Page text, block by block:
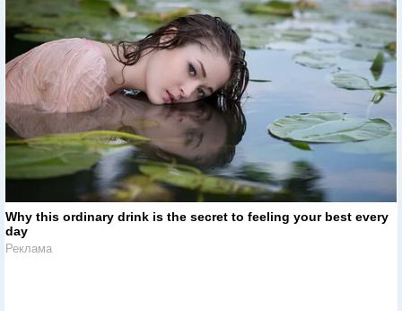
Why this ordinary drink is the secret to feeling your best every
day
Реклама